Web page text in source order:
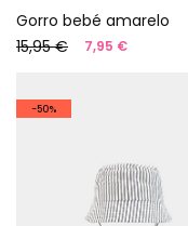
Gorro bebé amarelo
15,95 €
7,95 €
-50%